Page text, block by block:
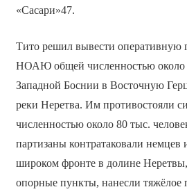
«Сасари»47.
Тито решил вывести оперативную
НОАЮ общей численностью около
Западной Боснии в Восточную
реки Неретва. Им противостояли
численностью около 80 тыс.
партизаны контратаковали немцев
широком фронте в долине
опорные пункты, нанесли тяжёлое